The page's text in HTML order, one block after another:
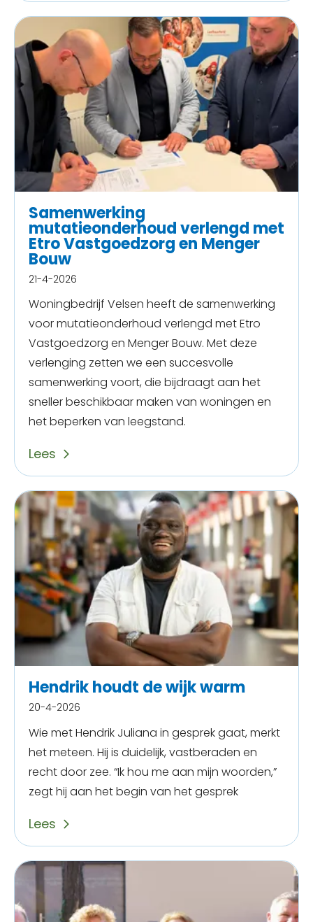
Samenwerking
mutatieonderhoud verlengd met
Etro Vastgoedzorg en Menger
Bouw
21-4-2026
Woningbedrijf Velsen heeft de samenwerking
voor mutatieonderhoud verlengd metEtro
Vastgoedzorg en Menger Bouw. Met deze
verlenging zetten we een succesvolle
samenwerking voort, die bijdraagt aan het
sneller beschikbaar maken van woningen en
het beperken van leegstand.
Lees
Hendrik houdt de wijk warm
20-4-2026
Wie met Hendrik Juliana in gesprek gaat, merkt
het meteen. Hij is duidelijk, vastberaden en
recht door zee. “Ik hou me aan mijn woorden,”
zegt hij aan het begin van het gesprek
Lees